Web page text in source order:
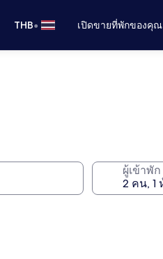
THB• เปิดขายที่พักของคุณ
ผู้เข้าพัก